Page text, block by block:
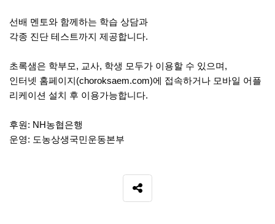
선배 멘토와 함께하는 학습 상담과
각종 진단 테스트까지 제공합니다.
초록샘은 학부모, 교사, 학생 모두가 이용할 수 있으며,
인터넷 홈페이지(choroksaem.com)에 접속하거나 모바일 어플
리케이션 설치 후 이용가능합니다.
후원: NH농협은행
운영: 도농상생국민운동본부
SNS 공유